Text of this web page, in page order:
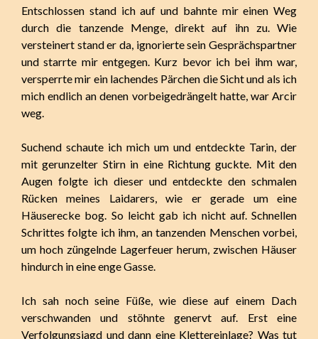
Entschlossen stand ich auf und bahnte mir einen Weg
durch die tanzende Menge, direkt auf ihn zu. Wie
versteinert stand er da, ignorierte sein Gesprächspartner
und starrte mir entgegen. Kurz bevor ich bei ihm war,
versperrte mir ein lachendes Pärchen die Sicht und als ich
mich endlich an denen vorbeigedrängelt hatte, war Arcir
weg.
Suchend schaute ich mich um und entdeckte Tarin, der
mit gerunzelter Stirn in eine Richtung guckte. Mit den
Augen folgte ich dieser und entdeckte den schmalen
Rücken meines Laidarers, wie er gerade um eine
Häuserecke bog. So leicht gab ich nicht auf. Schnellen
Schrittes folgte ich ihm, an tanzenden Menschen vorbei,
um hoch züngelnde Lagerfeuer herum, zwischen Häuser
hindurch in eine enge Gasse.
Ich sah noch seine Füße, wie diese auf einem Dach
verschwanden und stöhnte genervt auf. Erst eine
Verfolgungsjagd und dann eine Klettereinlage? Was tut